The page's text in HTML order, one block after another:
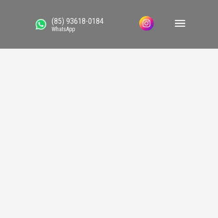
(85) 93618-0184
WhatsApp